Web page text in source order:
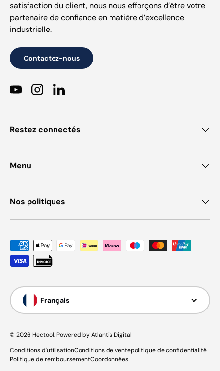
satisfaction du client, nous nous efforçons d’être votre
partenaire de confiance en matière d’excellence
industrielle.
Contactez-nous
YouTubeInstagramLinkedIn
Restez connectés
Menu
Nos politiques
Moyens de paiement acceptés
Langue
Français
© 2026 Hectool. Powered by Atlantis Digital
Conditions d'utilisationConditions de ventepolitique de confidentialité
Politique de remboursementCoordonnées